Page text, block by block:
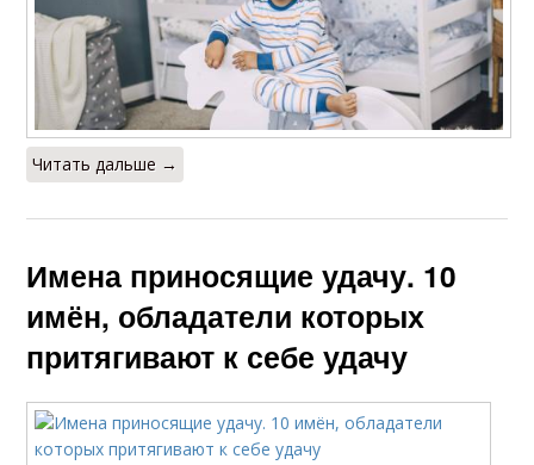
Читать дальше →
Имена приносящие удачу. 10
имён, обладатели которых
притягивают к себе удачу